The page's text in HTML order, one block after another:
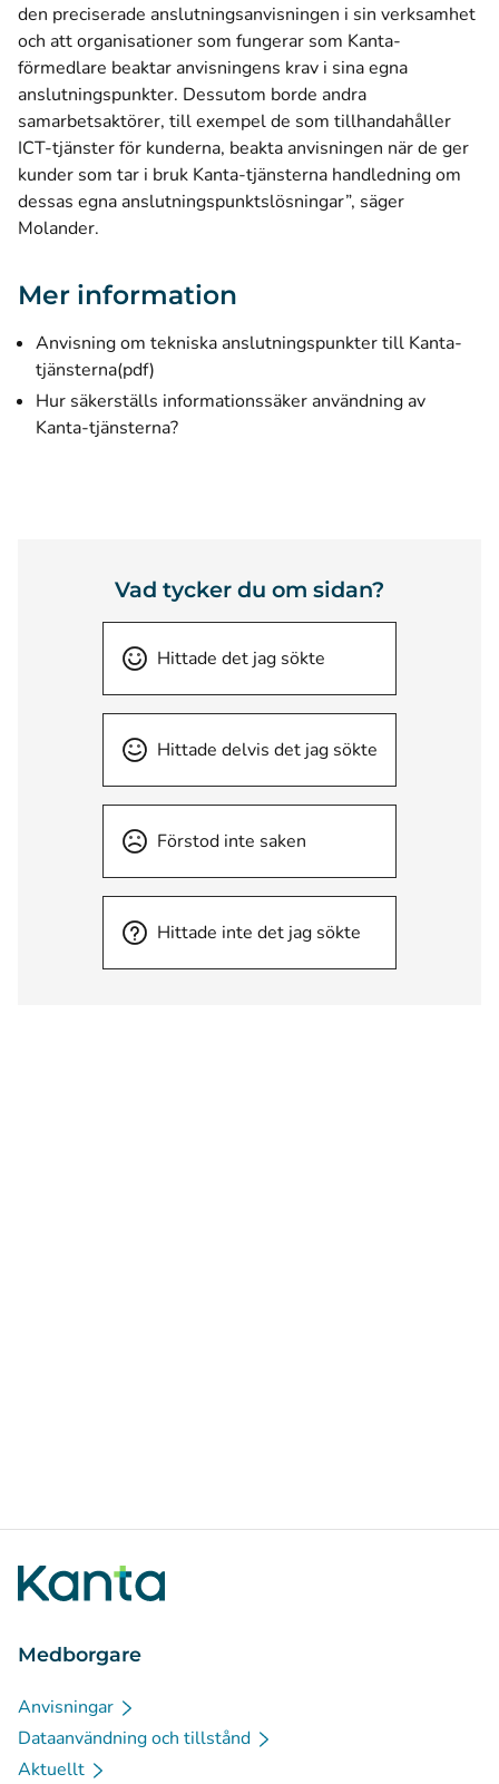
den preciserade anslutningsanvisningen i sin verksamhet
och att organisationer som fungerar som Kanta-
förmedlare beaktar anvisningens krav i sina egna
anslutningspunkter. Dessutom borde andra
samarbetsaktörer, till exempel de som tillhandahåller
ICT-tjänster för kunderna, beakta anvisningen när de ger
kunder som tar i bruk Kanta-tjänsterna handledning om
dessas egna anslutningspunktslösningar”, säger
Molander.
Mer information
Anvisning om tekniska anslutningspunkter till Kanta-
tjänsterna(öppnas i ett nytt fönster)
(pdf)
Hur säkerställs informationssäker användning av
Kanta-tjänsterna?
Vad tycker du om sidan?
Hittade det jag sökte
Hittade delvis det jag sökte
Förstod inte saken
Hittade inte det jag sökte
Medborgare
Anvisningar
Dataanvändning och tillstånd
Aktuellt